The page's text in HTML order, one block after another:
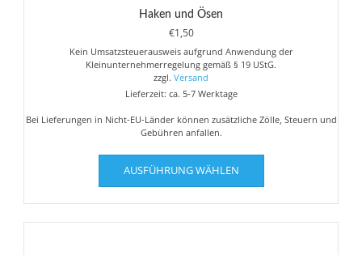
Haken und Ösen
€1,50
Kein Umsatzsteuerausweis aufgrund Anwendung der
Kleinunternehmerregelung gemäß § 19 UStG.
zzgl. Versand
Lieferzeit: ca. 5-7 Werktage
Bei Lieferungen in Nicht-EU-Länder können zusätzliche Zölle, Steuern und
Gebühren anfallen.
AUSFÜHRUNG WÄHLEN
Dieses
weist
mehrere
Varianten